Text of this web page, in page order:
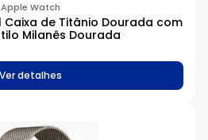
Apple Watch
Caixa de Titânio Dourada com
Milanês Dourada
Ver detalhes